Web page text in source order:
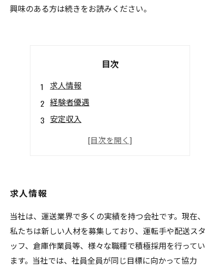
興味のある方は続きをお読みください。
目次
求人情報
経験者優遇
安定収入
福利厚生充実
求人情報
当社は、運送業界で多くの実績を持つ会社です。現在、
私たちは新しい人材を募集しており、運転手や配送スタ
ッフ、倉庫作業員等、様々な職種で積極採用を行ってい
ます。当社では、社員全員が同じ目標に向かって協力